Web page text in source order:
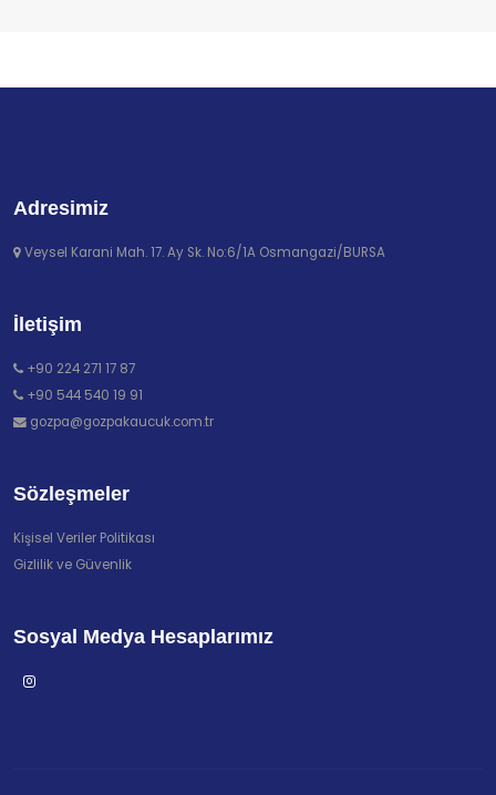
Adresimiz
Veysel Karani Mah. 17. Ay Sk. No:6/1A Osmangazi/BURSA
İletişim
+90 224 271 17 87
+90 544 540 19 91
gozpa@gozpakaucuk.com.tr
Sözleşmeler
Kişisel Veriler Politikası
Gizlilik ve Güvenlik
Sosyal Medya Hesaplarımız